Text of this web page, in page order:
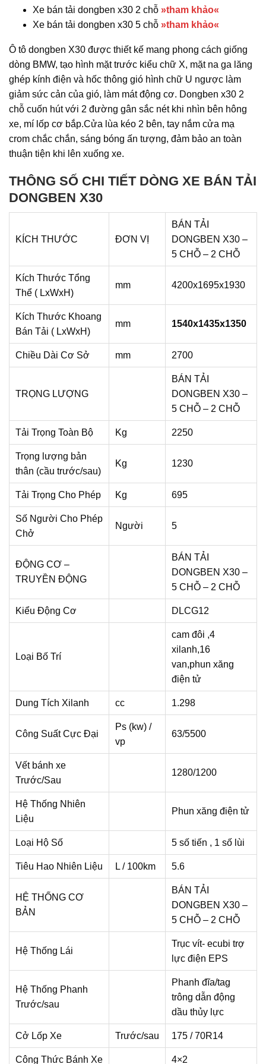
Xe bán tải dongben x30 2 chỗ »tham khảo«
Xe bán tải dongben x30 5 chỗ »tham khảo«
Ô tô dongben X30 được thiết kế mang phong cách giống
dòng BMW, tạo hình mặt trước kiểu chữ X, mặt na ga lăng
ghép kính điện và hốc thông gió hình chữ U ngược làm
giảm sức cản của gió, làm mát động cơ. Dongben x30 2
chỗ cuốn hút với 2 đường gân sắc nét khi nhìn bên hông
xe, mí lốp cơ bắp.Cửa lùa kéo 2 bên, tay nắm cửa mạ
crom chắc chắn, sáng bóng ấn tượng, đảm bảo an toàn
thuận tiện khi lên xuống xe.
THÔNG SỐ CHI TIẾT DÒNG XE BÁN TẢI
DONGBEN X30
KÍCH THƯỚC ĐƠN VỊ
BÁN TẢI
DONGBEN X30 –
5 CHỖ – 2 CHỖ
Kích Thước Tổng
Thể ( LxWxH)
mm 4200x1695x1930
Kích Thước Khoang
Bán Tải ( LxWxH)
mm 1540x1435x1350
Chiều Dài Cơ Sở mm 2700
TRỌNG LƯỢNG
BÁN TẢI
DONGBEN X30 –
5 CHỖ – 2 CHỖ
Tải Trọng Toàn Bộ Kg 2250
Trọng lượng bản
thân (cầu trước/sau)
Kg 1230
Tải Trọng Cho Phép Kg 695
Số Người Cho Phép
Chở
Người 5
ĐỘNG CƠ –
TRUYỀN ĐỘNG
BÁN TẢI
DONGBEN X30 –
5 CHỖ – 2 CHỖ
Kiểu Động Cơ DLCG12
Loại Bố Trí
cam đôi ,4
xilanh,16
van,phun xăng
điện tử
Dung Tích Xilanh cc 1.298
Công Suất Cực Đại
Ps (kw) /
vp
63/5500
Vết bánh xe
Trước/Sau
1280/1200
Hệ Thống Nhiên
Liệu
Phun xăng điện tử
Loại Hộ Số 5 số tiến , 1 số lùi
Tiêu Hao Nhiên Liệu L / 100km 5.6
HỆ THỐNG CƠ
BẢN
BÁN TẢI
DONGBEN X30 –
5 CHỖ – 2 CHỖ
Hệ Thống Lái
Trục vít- ecubi trợ
lực điện EPS
Hệ Thống Phanh
Trước/sau
Phanh đĩa/tag
trông dẫn động
dầu thủy lực
Cở Lốp Xe Trước/sau 175 / 70R14
Công Thức Bánh Xe 4×2